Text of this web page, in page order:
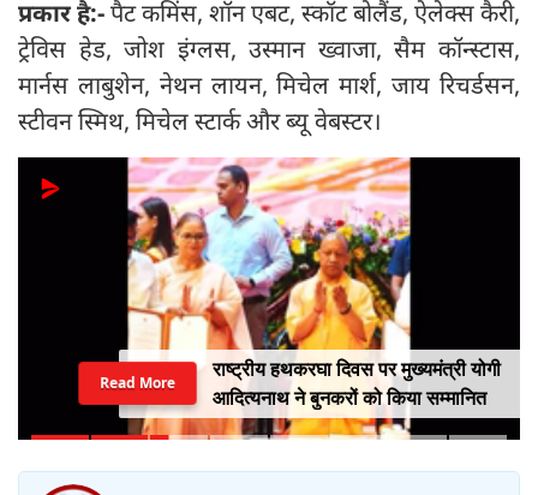
प्रकार है:-पैट कमिंस, शॉन एबट, स्कॉट बोलैंड, ऐलेक्स कैरी,
ट्रेविस हेड, जोश इंग्लस, उस्मान ख्वाजा, सैम कॉन्स्टास,
मार्नस लाबुशेन, नेथन लायन, मिचेल मार्श, जाय रिचर्डसन,
स्टीवन स्मिथ, मिचेल स्टार्क और ब्यू वेबस्टर।
राष्ट्रीय हथकरघा दिवस पर मुख्यमंत्री योगी
आदित्यनाथ ने बुनकरों को किया सम्मानित
Read More